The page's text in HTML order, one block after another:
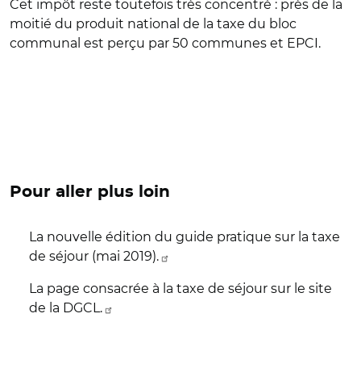
Cet impôt reste toutefois très concentré : près de la
moitié du produit national de la taxe du bloc
communal est perçu par 50 communes et EPCI.
Pour aller plus loin
La nouvelle édition du guide pratique sur la taxe
de séjour (mai 2019).
La page consacrée à la taxe de séjour sur le site
de la DGCL.